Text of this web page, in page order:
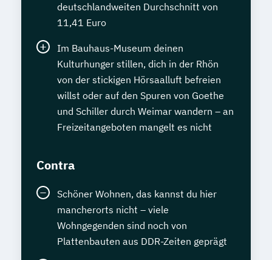
deutschlandweiten Durchschnitt von
11,41 Euro
Im Bauhaus-Museum deinen
Kulturhunger stillen, dich in der Rhön
von der stickigen Hörsaalluft befreien
willst oder auf den Spuren von Goethe
und Schiller durch Weimar wandern – an
Freizeitangeboten mangelt es nicht
Contra
Schöner Wohnen, das kannst du hier
mancherorts nicht – viele
Wohngegenden sind noch von
Plattenbauten aus DDR-Zeiten geprägt